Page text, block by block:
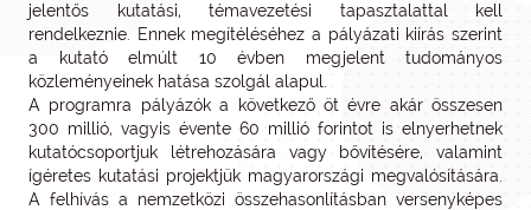
jelentős kutatási, témavezetési tapasztalattal kell
rendelkeznie. Ennek megítéléséhez a pályázati kiírás szerint
a kutató elmúlt 10 évben megjelent tudományos
közleményeinek hatása szolgál alapul.
A programra pályázók a következő öt évre akár összesen
300 millió, vagyis évente 60 millió forintot is elnyerhetnek
kutatócsoportjuk létrehozására vagy bővítésére, valamint
ígéretes kutatási projektjük magyarországi megvalósítására.
A felhívás a nemzetközi összehasonlításban versenyképes